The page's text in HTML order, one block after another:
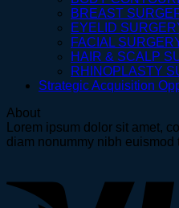
BREAST
EYELID
FACIAL
HAIR & SCALP
RHINOPLASTY
Strategic Acquisition
About
Lorem ipsum dolor sit amet,
diam nonummy nibh euismod